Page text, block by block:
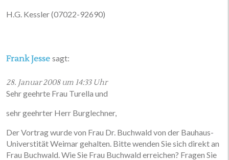
H.G. Kessler (07022-92690)
Frank Jesse sagt:
28. Januar 2008 um 14:33 Uhr
Sehr geehrte Frau Turella und
sehr geehrter Herr Burglechner,
Der Vortrag wurde von Frau Dr. Buchwald von der Bauhaus-
Universtität Weimar gehalten. Bitte wenden Sie sich direkt an
Frau Buchwald. Wie Sie Frau Buchwald erreichen? Fragen Sie